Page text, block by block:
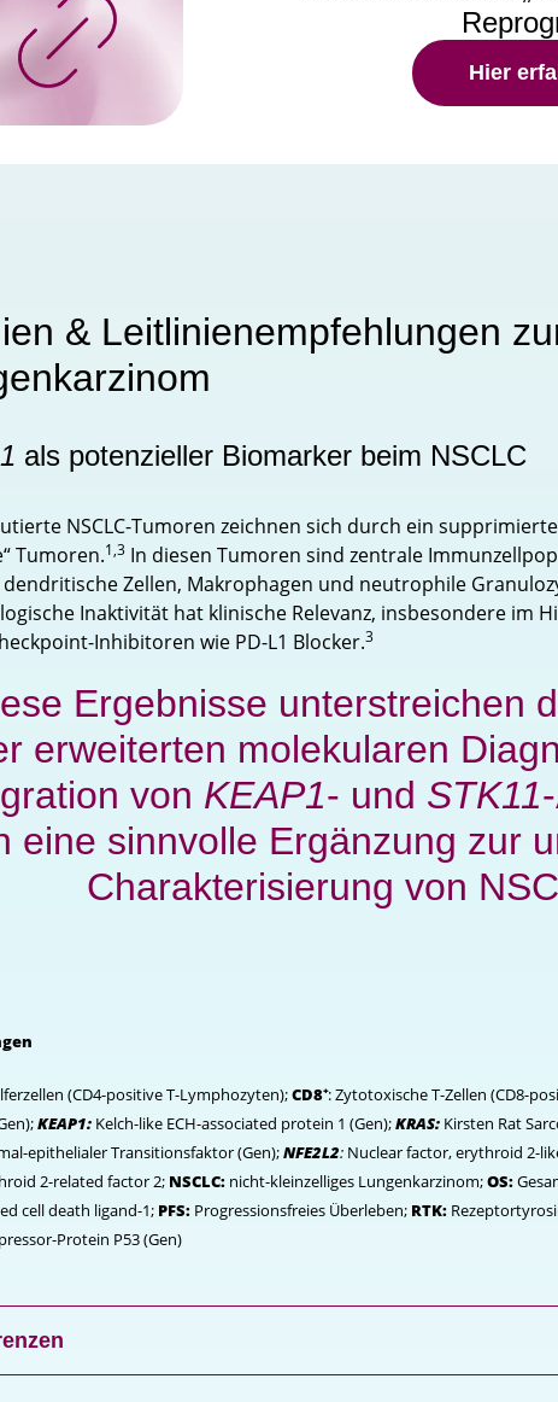
Hier
& Leitlinienempfehlungen
als potenzieller Biomarker beim NSCLC
NSCLC-Tumoren zeichnen sich durch ein
Tumoren.1,3 In diesen Tumoren sind zentrale
dendritische Zellen, Makrophagen und neutrophile
Inaktivität hat klinische Relevanz, insbesondere im
Inhibitoren wie PD-L1 Blocker.3
Ergebnisse unterstreichen
erweiterten molekularen
von KEAP1- und STK11
eine sinnvolle Ergänzung zur
Charakterisierung von
(CD4-positive T-Lymphozyten);CD8⁺: Zytotoxische T-Zellen (CD8-
KEAP1: Kelch-like ECH-associated protein 1 (Gen);KRAS: Kirsten Rat
epithelialer Transitionsfaktor (Gen);NFE2L2: Nuclear factor, erythroid 2-
2-related factor 2; NSCLC: nicht-kleinzelliges Lungenkarzinom;OS:
cell death ligand-1; PFS: Progressionsfreies Überleben; RTK:
Protein P53 (Gen)